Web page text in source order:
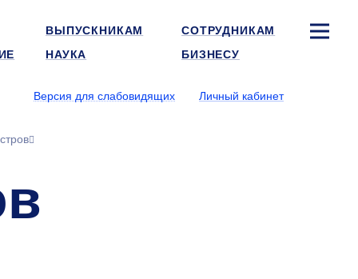
ВЫПУСКНИКАМ
СОТРУДНИКАМ
НАУКА БИЗНЕСУ
Версия для слабовидящих Личный кабинет